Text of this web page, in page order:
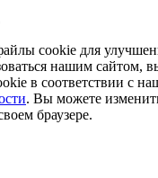
cookie для
нашим сайтом,
в соответствии с
. Вы можете
браузере.